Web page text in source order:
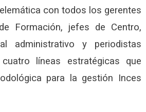
con todos los gerentes
Formación, jefes de Centro,
administrativo y periodistas
líneas estratégicas que
para la gestión Inces